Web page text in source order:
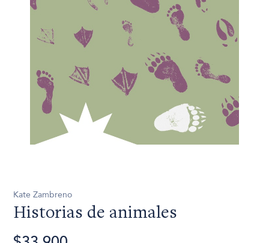
Kate Zambreno
Historias de animales